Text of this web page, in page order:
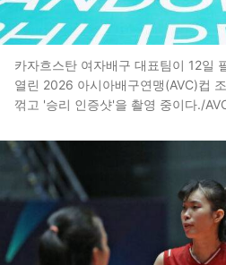
카자흐스탄 여자배구 대표팀이 12일
열린 2026 아시아배구연맹(AVC)컵
꺾고 '승리 인증샷'을 촬영 중이다./